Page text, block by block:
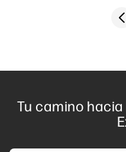
Tu camino hacia